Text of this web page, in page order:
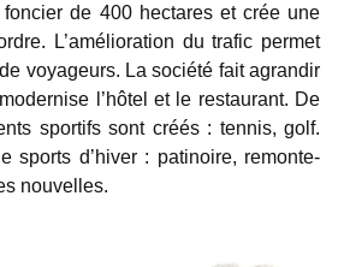
de 400 hectares et crée une
L’amélioration du trafic permet
voyageurs. La société fait agrandir
l’hôtel et le restaurant. De
sportifs sont créés : tennis, golf.
sports d’hiver : patinoire, remonte-
nouvelles.